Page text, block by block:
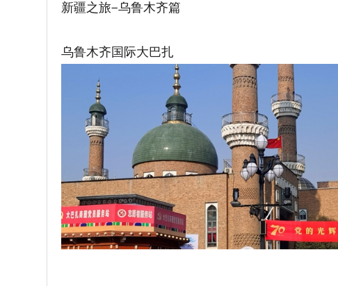
新疆之旅—乌鲁木齐篇
乌鲁木齐国际大巴扎